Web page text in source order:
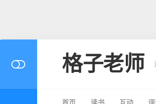
格子老师